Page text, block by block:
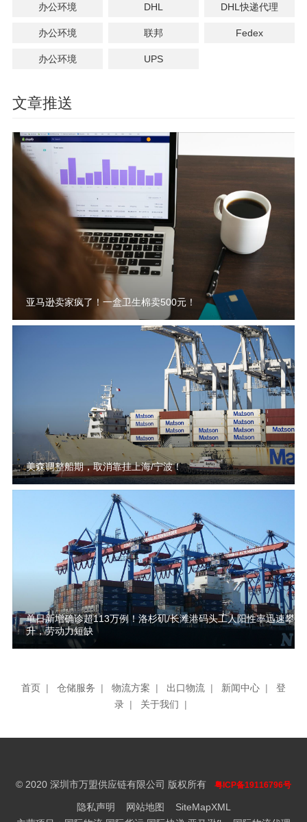
办公环境 DHL DHL快递代理
办公环境 联邦 Fedex
办公环境 UPS
文章推送
亚马逊卖家疯了！一盒卫生棉卖500元！
美森调整船期，取消靠挂上海/宁波！
单日新增确诊超113万例！洛杉矶/长滩港码头工人阳性率迅速攀
升，劳动力短缺
首页 | 仓储服务 | 物流方案 | 出口物流 | 新闻中心 |
登
录 | 关于我们 |
© 2020 深圳市万盟供应链有限公司 版权所有 粤ICP备19116796号
隐私声明 网站地图
SiteMapXML